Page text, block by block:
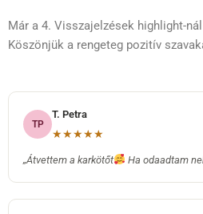
Már a 4. Visszajelzések highlight-
Köszönjük a rengeteg pozitív
TP
T. Petra
★★★★★
„Átvettem a karkötőt Ha odaadtam